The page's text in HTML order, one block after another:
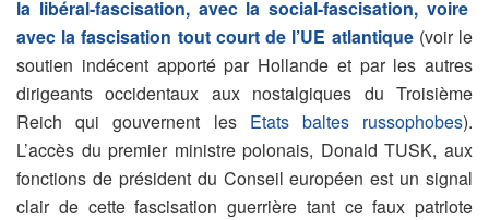
la libéral-fascisation, avec la social-fascisation, voire
avec la fascisation tout court de l’UE atlantique(voir le
soutien indécent apporté par Hollande et par les autres
dirigeants occidentaux aux nostalgiques du Troisième
Reich qui gouvernent les Etats baltes russophobes).
L’accès du premier ministre polonais, Donald TUSK, aux
fonctions de président du Conseil européen est un signal
clair de cette fascisation guerrière tant ce faux patriote